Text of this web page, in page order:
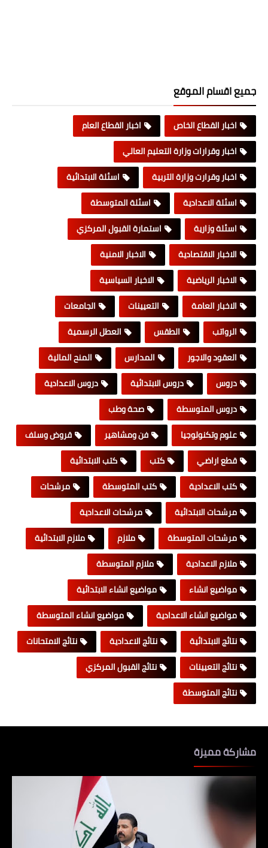
جميع اقسام الموقع
اخبار القطاع الخاص
اخبار القطاع العام
اخبار وقرارات وزارة التعليم العالي
اخبار وقرارت وزارة التربية
اسئلة الابتدائية
اسئلة الاعدادية
اسئلة المتوسطة
اسئلة وزارية
استمارة القبول المركزي
الاخبار الاقتصادية
الاخبار الامنية
الاخبار الرياضية
الاخبار السياسية
الاخبار العامة
التعيينات
الجامعات
الرواتب
الطقس
العطل الرسمية
العقود والاجور
المدارس
المنح المالية
دروس
دروس الابتدائية
دروس الاعدادية
دروس المتوسطة
صحة وطب
علوم وتكنولوجيا
فن ومشاهير
قروض وسلف
قطع اراضي
كتب
كتب الابتدائية
كتب الاعدادية
كتب المتوسطة
مرشحات
مرشحات الابتدائية
مرشحات الاعدادية
مرشحات المتوسطة
ملازم
ملازم الابتدائية
ملازم الاعدادية
ملازم المتوسطة
مواضيع انشاء
مواضيع انشاء الابتدائية
مواضيع انشاء الاعدادية
مواضيع انشاء المتوسطة
نتائج الابتدائية
نتائج الاعدادية
نتائج الامتحانات
نتائج التعيينات
نتائج القبول المركزي
نتائج المتوسطة
مشاركة مميزة